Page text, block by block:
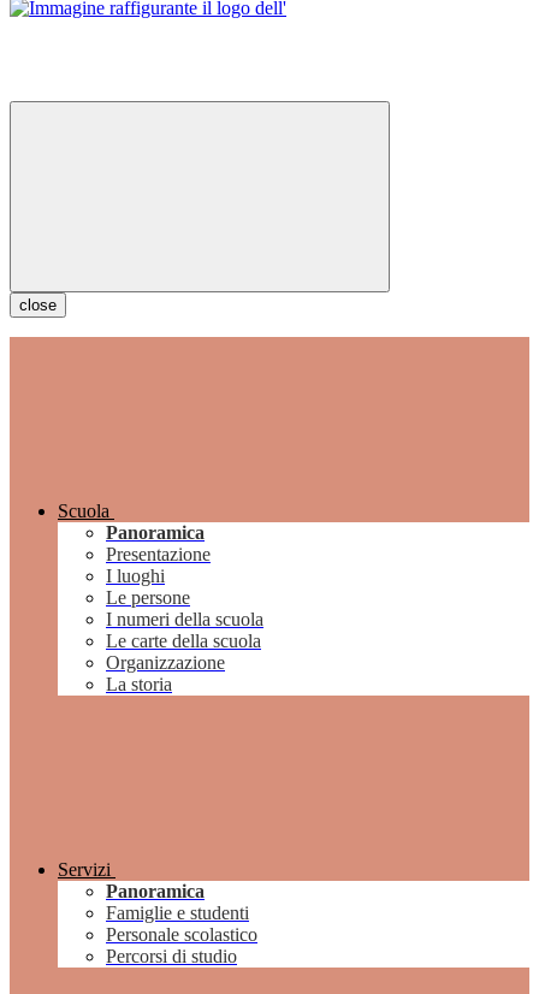
close
Scuola
Panoramica
Presentazione
I luoghi
Le persone
I numeri della scuola
Le carte della scuola
Organizzazione
La storia
Servizi
Panoramica
Famiglie e studenti
Personale scolastico
Percorsi di studio